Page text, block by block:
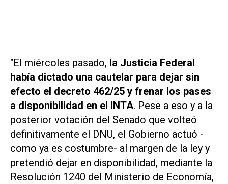
"El miércoles pasado, la Justicia Federal
había dictado una cautelar para dejar sin
efecto el decreto 462/25 y frenar los pases
a disponibilidad en el INTA. Pese a eso y a la
posterior votación del Senado que volteó
definitivamente el DNU, el Gobierno actuó -
como ya es costumbre- al margen de la ley y
pretendió dejar en disponibilidad, mediante la
Resolución 1240 del Ministerio de Economía,